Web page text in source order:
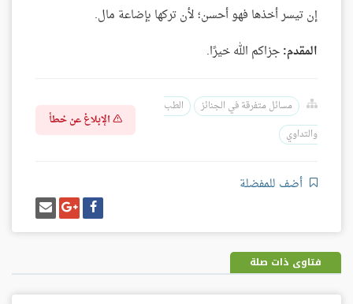
إن تيسر أخذها فهو أحسن؛ لأن تركها بإضاعة مال.
المقدم:جزاكم الله خيرًا.
مسائل متفرقة في الجنائز
الطب
والتداوي
الإبلاغ عن خطأ
أضف للمفضلة
شارك
على
فيسبوك
شارك
على
غوغل
بلس
إرسل
إيميل
فتاوى ذات صلة